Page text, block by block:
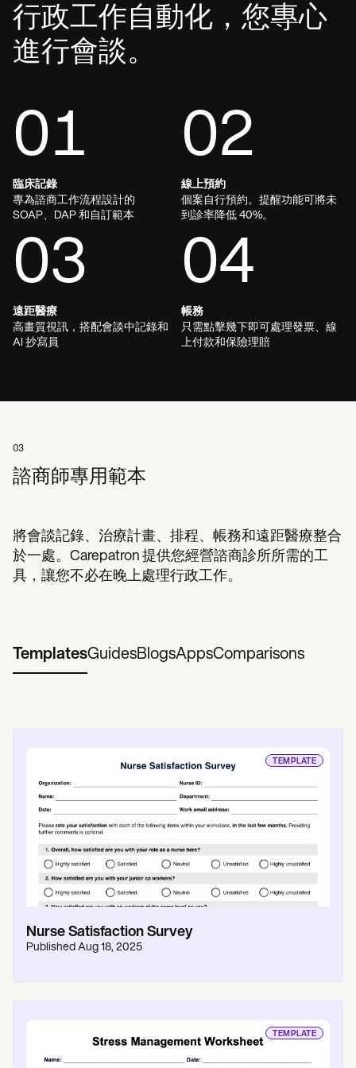
行政工作自動化，您專心
進行會談。
01
臨床記錄
專為諮商工作流程設計的
SOAP、DAP 和自訂範本
02
線上預約
個案自行預約。提醒功能可將未
到診率降低 40%。
03
遠距醫療
高畫質視訊，搭配會談中記錄和
AI 抄寫員
04
帳務
只需點擊幾下即可處理發票、線
上付款和保險理賠
03
諮商師專用範本
將會談記錄、治療計畫、排程、帳務和遠距醫療整合
於一處。Carepatron 提供您經營諮商診所所需的工
具，讓您不必在晚上處理行政工作。
TemplatesGuidesBlogsAppsComparisons
TEMPLATE
Nurse Satisfaction Survey
Published Aug 18, 2025
TEMPLATE